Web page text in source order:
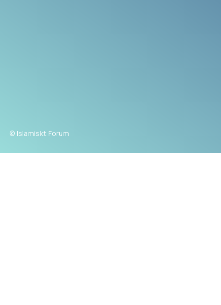
© Islamiskt Forum